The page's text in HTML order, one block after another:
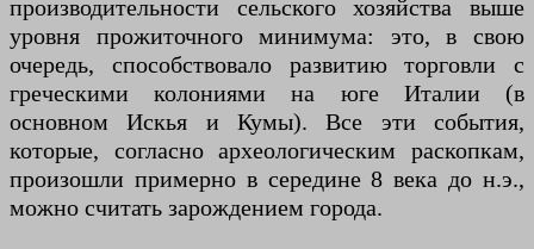
производительности сельского хозяйства выше
уровня прожиточного минимума: это, в свою
очередь, способствовало развитию торговли с
греческими колониями на юге Италии (в
основном Искья и Кумы). Все эти события,
которые, согласно археологическим раскопкам,
произошли примерно в середине 8 века до н.э.,
можно считать зарождением города.